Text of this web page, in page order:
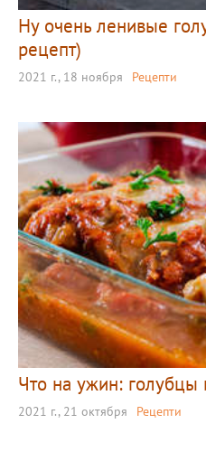
Ну очень ленивые
рецепт)
2021 г., 18 ноября Рецепти
Что на ужин: голубцы
2021 г., 21 октября Рецепти